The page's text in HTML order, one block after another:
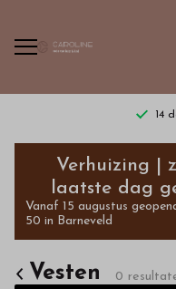
14
Vesten
Bestel
Verhuizing |
laatste dag
Vanaf 15 augustus
50 in Barneveld
Vesten 0